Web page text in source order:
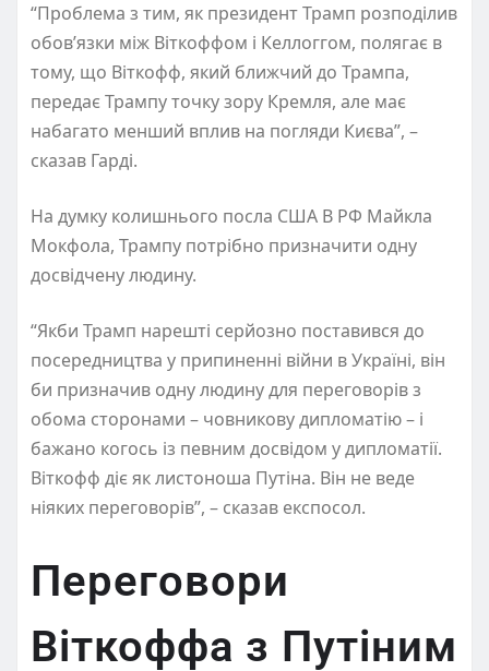
“Проблема з тим, як президент Трамп розподілив
обов’язки між Віткоффом і Келлоггом, полягає в
тому, що Віткофф, який ближчий до Трампа,
передає Трампу точку зору Кремля, але має
набагато менший вплив на погляди Києва”, –
сказав Гарді.
На думку колишнього посла США В РФ Майкла
Мокфола, Трампу потрібно призначити одну
досвідчену людину.
“Якби Трамп нарешті серйозно поставився до
посередництва у припиненні війни в Україні, він
би призначив одну людину для переговорів з
обома сторонами – човникову дипломатію – і
бажано когось із певним досвідом у дипломатії.
Віткофф діє як листоноша Путіна. Він не веде
ніяких переговорів”, – сказав експосол.
Переговори
Віткоффа з Путіним